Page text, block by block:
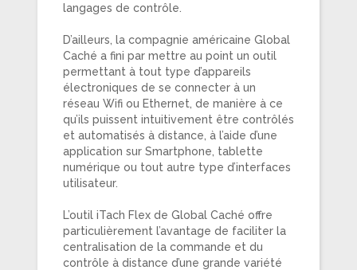
langages de contrôle.
D’ailleurs, la compagnie américaine Global
Caché a fini par mettre au point un outil
permettant à tout type d’appareils
électroniques de se connecter à un
réseau Wifi ou Ethernet, de manière à ce
qu’ils puissent intuitivement être contrôlés
et automatisés à distance, à l’aide d’une
application sur Smartphone, tablette
numérique ou tout autre type d’interfaces
utilisateur.
L’outil iTach Flex de Global Caché offre
particulièrement l’avantage de faciliter la
centralisation de la commande et du
contrôle à distance d’une grande variété